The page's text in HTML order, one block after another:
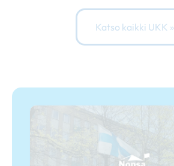
Katso kaikki UKK »